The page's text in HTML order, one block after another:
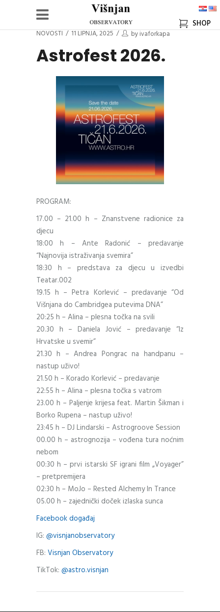
NOVOSTI 11 LIPNJA, 2025 byivaforkapa
Astrofest 2026.
PROGRAM:
17.00 – 21.00 h – Znanstvene radionice za
djecu
18:00 h – Ante Radonić – predavanje
“Najnovija istraživanja svemira”
18:30 h – predstava za djecu u izvedbi
Teatar.002
19.15 h – Petra Korlević – predavanje “Od
Višnjana do Cambridgea putevima DNA”
20:25 h – Alina – plesna točka na svili
20.30 h – Daniela Jović – predavanje “Iz
Hrvatske u svemir”
21.30 h – Andrea Pongrac na handpanu –
nastup uživo!
21.50 h – Korado Korlević – predavanje
22:55 h – Alina – plesna točka s vatrom
23.00 h – Paljenje krijesa feat. Martin Šikman i
Borko Rupena – nastup uživo!
23:45 h – DJ Lindarski – Astrogroove Session
00.00 h – astrognozija – vođena tura noćnim
nebom
00:30 h – prvi istarski SF igrani film „Voyager”
– pretpremijera
02:30 h – MoJo – Rested Alchemy In Trance
05.00 h – zajednički doček izlaska sunca
Facebook događaj
IG: @visnjanobservatory
FB: Visnjan Observatory
TikTok: @astro.visnjan
SHOP